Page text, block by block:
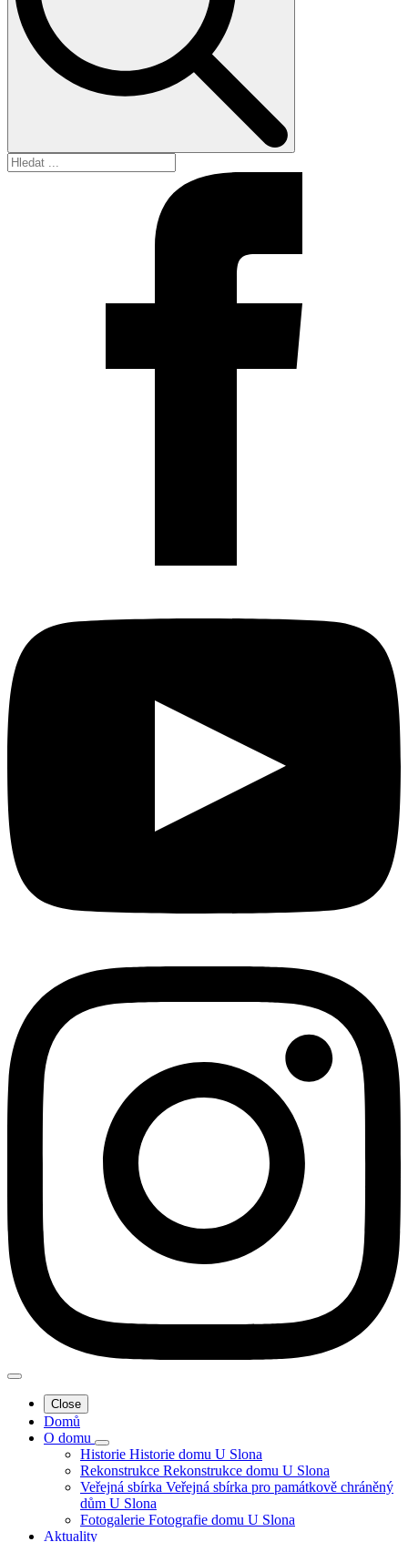
Close
Domů
O domu
Historie Historie domu U Slona
Rekonstrukce Rekonstrukce domu U Slona
Veřejná sbírka Veřejná sbírka pro památkově chráněný
dům U Slona
Fotogalerie Fotografie domu U Slona
Aktuality